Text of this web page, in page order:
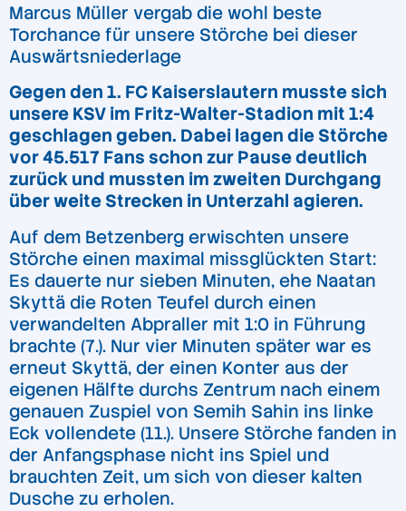
Marcus Müller vergab die wohl beste
Torchance für unsere Störche bei dieser
Auswärtsniederlage
Gegen den 1. FC Kaiserslautern musste sich
unsere KSV im Fritz-Walter-Stadion mit 1:4
geschlagen geben. Dabei lagen die Störche
vor 45.517 Fans schon zur Pause deutlich
zurück und mussten im zweiten Durchgang
über weite Strecken in Unterzahl agieren.
Auf dem Betzenberg erwischten unsere
Störche einen maximal missglückten Start:
Es dauerte nur sieben Minuten, ehe Naatan
Skyttä die Roten Teufel durch einen
verwandelten Abpraller mit 1:0 in Führung
brachte (7.). Nur vier Minuten später war es
erneut Skyttä, der einen Konter aus der
eigenen Hälfte durchs Zentrum nach einem
genauen Zuspiel von Semih Sahin ins linke
Eck vollendete (11.). Unsere Störche fanden in
der Anfangsphase nicht ins Spiel und
brauchten Zeit, um sich von dieser kalten
Dusche zu erholen.